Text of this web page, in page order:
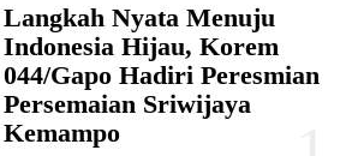
Langkah Nyata Menuju
Indonesia Hijau, Korem
044/Gapo Hadiri Peresmian
Persemaian Sriwijaya
Kemampo